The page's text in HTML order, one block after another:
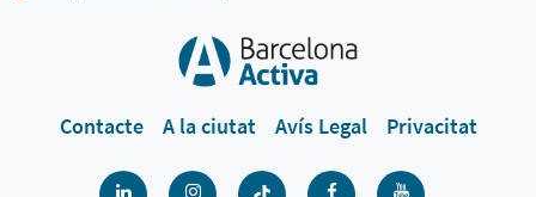
Contacte A la ciutat Avís Legal Privacitat